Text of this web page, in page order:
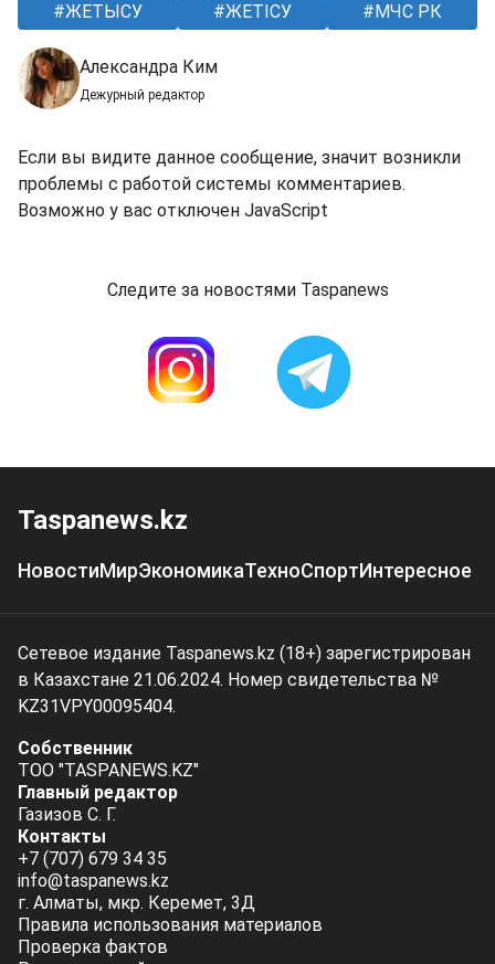
ЖЕТЫСУ
ЖЕТІСУ МЧС РК
Александра Ким
Дежурный редактор
Если вы видите данное сообщение, значит возникли
проблемы с работой системы комментариев.
Возможно у вас отключен JavaScript
Следите за новостями Taspanews
Taspanews.kz
НовостиМирЭкономикаТехноСпортИнтересное
Сетевое издание Taspanews.kz (18+) зарегистрирован
в Казахстане 21.06.2024. Номер свидетельства №
KZ31VPY00095404.
Собственник
ТОО "TASPANEWS.KZ"
Главный редактор
Газизов С. Г.
Контакты
+7 (707) 679 34 35
info@taspanews.kz
г. Алматы, мкр. Керемет, 3Д
Правила использования материалов
Проверка фактов